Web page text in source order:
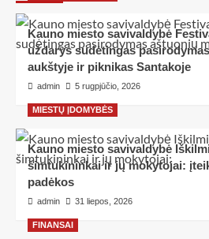
Kauno miesto savivaldybė
uždarys sudėtingas
aukštyje ir piknikas Santakoje
admin 5 rugpjūčio, 2026
MIESTŲ ĮDOMYBĖS
Kauno miesto savivaldybė
šimtukininkai ir jų mokytojai:
padėkos
admin 31 liepos, 2026
FINANSAI